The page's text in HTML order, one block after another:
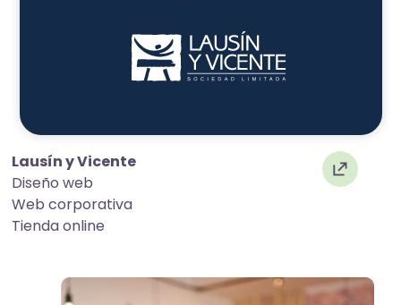
Lausín y Vicente
Diseño web
Web corporativa
Tienda online